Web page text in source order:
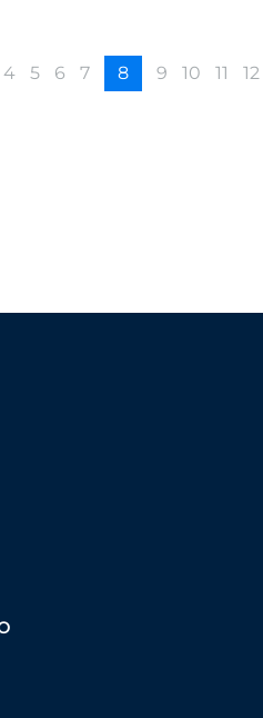
4 5 6 7 8 9 10 11 12